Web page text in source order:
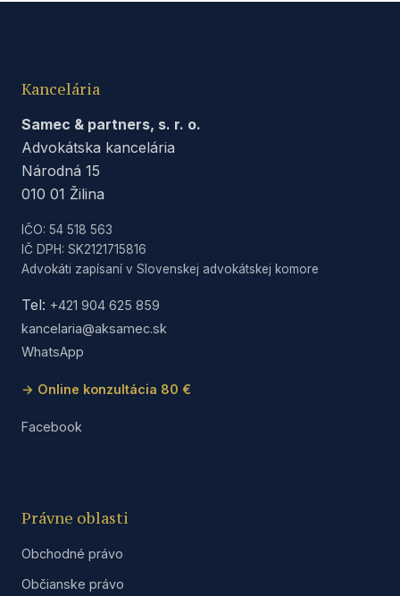
Kancelária
Samec & partners, s. r. o.
Advokátska kancelária
Národná 15
010 01 Žilina
IČO: 54 518 563
IČ DPH: SK2121715816
Advokáti zapísaní v Slovenskej advokátskej komore
Tel: +421 904 625 859
kancelaria@aksamec.sk
WhatsApp
→ Online konzultácia 80 €
Facebook
Právne oblasti
Obchodné právo
Občianske právo